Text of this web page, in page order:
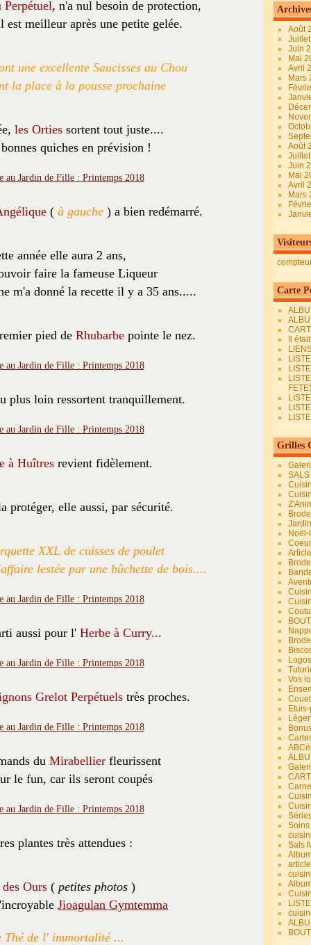
Perpétuel, n'a nul besoin de protection,
est meilleur après une petite gelée.
une excellente Saucisses au Chou
la place à la pousse prochaine
les Orties sortent tout juste....
quiches en prévision !
(à gauche ) a bien redémarré.
année elle aura 2 ans,
faire la fameuse Liqueur
m'a donné la recette il y a 35 ans.....
pied de Rhubarbe pointe le nez.
plus loin ressortent tranquillement.
à Huîtresrevient fidèlement.
protéger, elle aussi, par sécurité.
XXL de cuisses de poulet
lestée par une bûchette de bois....
aussi pour l' Herbe à Curry...
Grelot Perpétuelstrès proches.
du Mirabellier fleurissent
le fun, car ils seront coupés
plantes très attendues :
Ours ( petites photos )
Jioagulan Gymtemma
Thé de l' immortalité ...
Août
Juin
Mai
Avril
Mars
Août
Juin
Mai
Avril
Mars
Carte
Il
Grilles
Vos
Sals
article